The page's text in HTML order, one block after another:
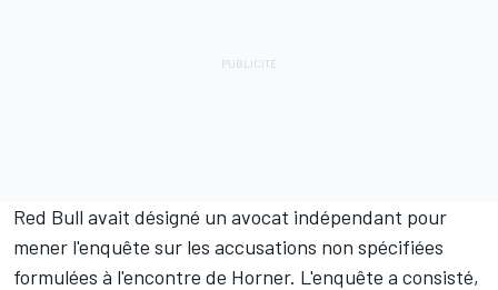
Red Bull avait désigné un avocat indépendant pour
mener l'enquête sur les accusations non spécifiées
formulées à l'encontre de Horner. L'enquête a consisté,